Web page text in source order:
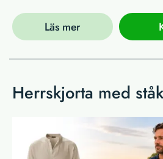
Läs mer
Herrskjorta med